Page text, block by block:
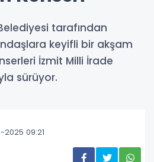
tarafından
keyifli bir akşam
İzmit Milli İrade
sürüyor.
09:21